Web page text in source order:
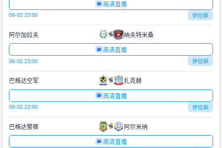
高清直播
06-02 23:00 伊拉联
阿尔加拉夫 纳夫特米桑
高清直播
06-02 23:00 伊拉联
巴格达空军 扎克赫
高清直播
06-02 23:00 伊拉联
巴格达警察 阿尔米纳
高清直播